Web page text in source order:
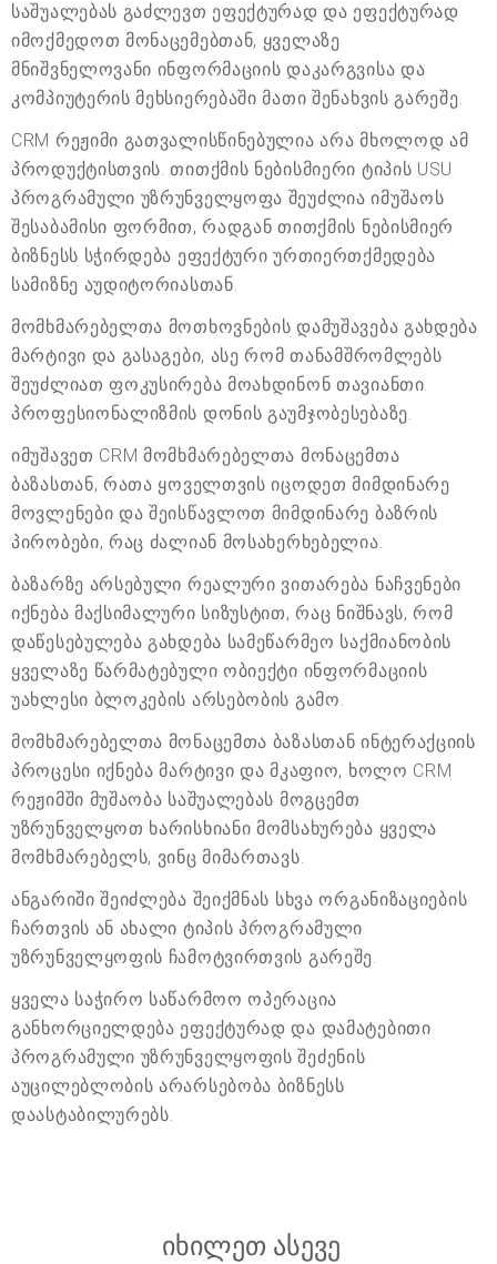
საშუალებას გაძლევთ ეფექტურად და ეფექტურად
იმოქმედოთ მონაცემებთან, ყველაზე
მნიშვნელოვანი ინფორმაციის დაკარგვისა და
კომპიუტერის მეხსიერებაში მათი შენახვის გარეშე.
CRM რეჟიმი გათვალისწინებულია არა მხოლოდ ამ
პროდუქტისთვის. თითქმის ნებისმიერი ტიპის USU
პროგრამული უზრუნველყოფა შეუძლია იმუშაოს
შესაბამისი ფორმით, რადგან თითქმის ნებისმიერ
ბიზნესს სჭირდება ეფექტური ურთიერთქმედება
სამიზნე აუდიტორიასთან.
მომხმარებელთა მოთხოვნების დამუშავება გახდება
მარტივი და გასაგები, ასე რომ თანამშრომლებს
შეუძლიათ ფოკუსირება მოახდინონ თავიანთი
პროფესიონალიზმის დონის გაუმჯობესებაზე.
იმუშავეთ CRM მომხმარებელთა მონაცემთა
ბაზასთან, რათა ყოველთვის იცოდეთ მიმდინარე
მოვლენები და შეისწავლოთ მიმდინარე ბაზრის
პირობები, რაც ძალიან მოსახერხებელია.
ბაზარზე არსებული რეალური ვითარება ნაჩვენები
იქნება მაქსიმალური სიზუსტით, რაც ნიშნავს, რომ
დაწესებულება გახდება სამეწარმეო საქმიანობის
ყველაზე წარმატებული ობიექტი ინფორმაციის
უახლესი ბლოკების არსებობის გამო.
მომხმარებელთა მონაცემთა ბაზასთან ინტერაქციის
პროცესი იქნება მარტივი და მკაფიო, ხოლო CRM
რეჟიმში მუშაობა საშუალებას მოგცემთ
უზრუნველყოთ ხარისხიანი მომსახურება ყველა
მომხმარებელს, ვინც მიმართავს.
ანგარიში შეიძლება შეიქმნას სხვა ორგანიზაციების
ჩართვის ან ახალი ტიპის პროგრამული
უზრუნველყოფის ჩამოტვირთვის გარეშე.
ყველა საჭირო საწარმოო ოპერაცია
განხორციელდება ეფექტურად და დამატებითი
პროგრამული უზრუნველყოფის შეძენის
აუცილებლობის არარსებობა ბიზნესს
დაასტაბილურებს.
იხილეთ ასევე